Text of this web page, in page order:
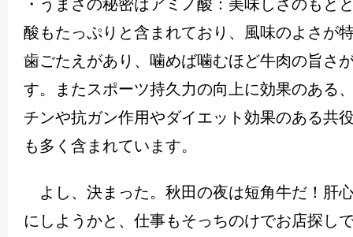
・うまさの秘密はアミノ酸：美味しさのもと
酸もたっぷりと含まれており、風味のよさが
歯ごたえがあり、噛めば噛むほど牛肉の旨さ
す。またスポーツ持久力の向上に効果のある
チンや抗ガン作用やダイエット効果のある共
も多く含まれています。
よし、決まった。秋田の夜は短角牛だ！肝
にしようかと、仕事もそっちのけでお店探し